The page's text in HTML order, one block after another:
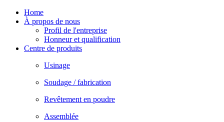
Home
À propos de nous
Profil de l'entreprise
Honneur et qualification
Centre de produits
Usinage
Soudage / fabrication
Revêtement en poudre
Assemblée